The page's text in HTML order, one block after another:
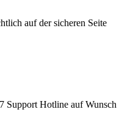
auf der sicheren Seite
Support Hotline auf Wunsch